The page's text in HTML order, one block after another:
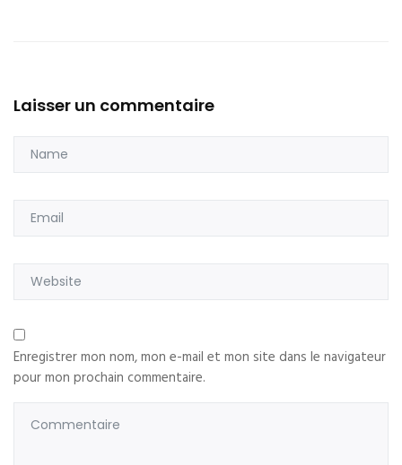
Laisser un commentaire
Enregistrer mon nom, mon e-mail et mon site dans le navigateur
pour mon prochain commentaire.